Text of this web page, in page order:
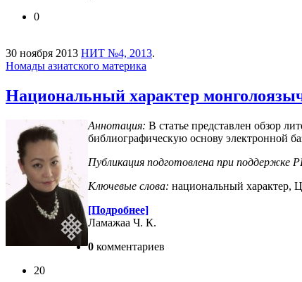
0
30 ноября 2013 НИТ №4, 2013.
Номады азиатского материка
Национальный характер
Аннотация: В статье представлен обзор
библиографическую основу электронной
Публикация подготовлена при
Ключевые слова: национальный характер,
[Подробнее]
Ламажаа Ч. К.
0 комментариев
20